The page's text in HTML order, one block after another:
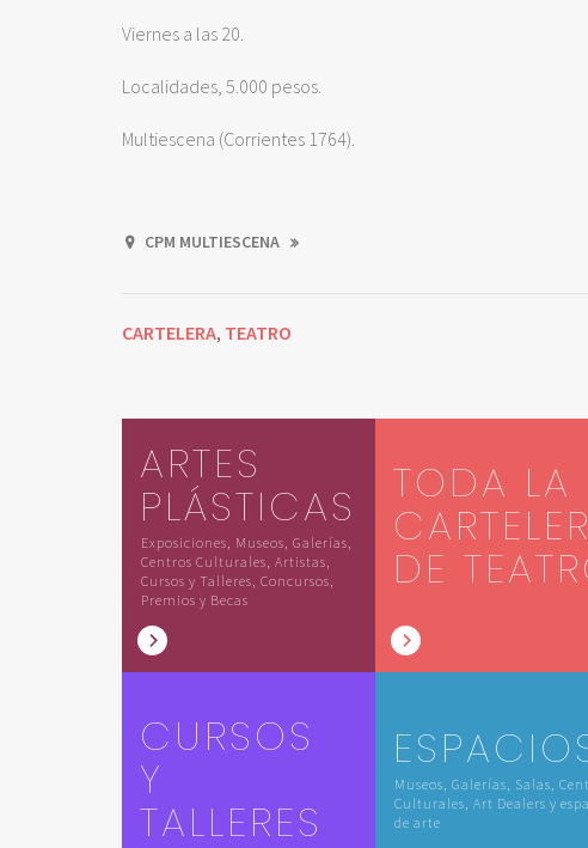
Viernes a las 20.
Localidades, 5.000 pesos.
Multiescena (Corrientes 1764).
CPM MULTIESCENA
CARTELERA, TEATRO
ARTES
PLÁSTICAS
Exposiciones, Museos, Galerías,
Centros Culturales, Artistas,
Cursos y Talleres, Concursos,
Premios y Becas
TODA LA
DE
CURSOS
Y
TALLERES
Museos, Galerías, Salas,
Culturales, Art Dealers y
de arte